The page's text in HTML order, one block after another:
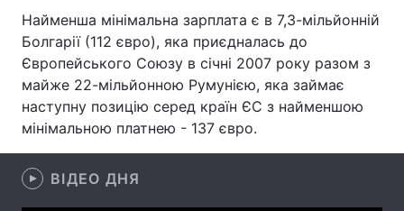
Головна Війна
Україна
Найменша мінімальна зарплата є в 7,3-мільйонній
Болгарії (112 євро), яка приєдналась до
Європейського Союзу в січні 2007 року разом з
майже 22-мільйонною Румунією, яка займає
наступну позицію серед країн ЄС з найменшою
мінімальною платнею - 137 євро.
ВІДЕО ДНЯ